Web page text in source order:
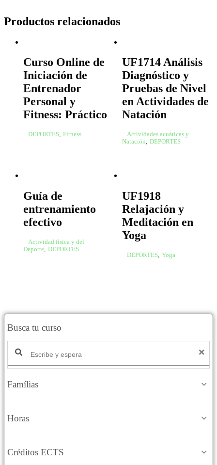
Productos relacionados
Curso Online de
Iniciación de
Entrenador
Personal y
Fitness: Práctico
DEPORTES, Fitness
UF1714 Análisis
Diagnóstico y
Pruebas de Nivel
en Actividades de
Natación
Actividades acuáticas y
Natación, DEPORTES
Guía de
entrenamiento
efectivo
Actividad física y del
Deporte, DEPORTES
UF1918
Relajación y
Meditación en
Yoga
DEPORTES, Yoga
Busca tu curso
Famílias
Horas
Créditos ECTS